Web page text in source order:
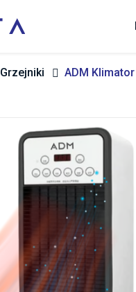
Grzejniki ADM